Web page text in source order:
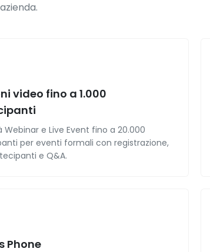
video fino a 1.000
Webinar e Live Event fino a 20.000
per eventi formali con registrazione,
e Q&A.
Phone